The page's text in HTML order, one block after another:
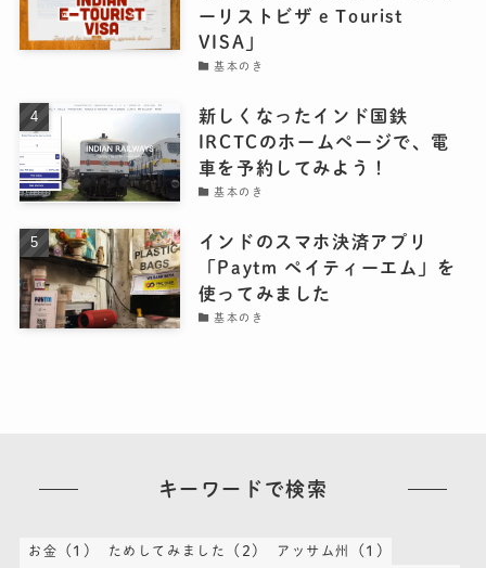
ーリストビザ e Tourist
VISA」
基本のき
新しくなったインド国鉄
IRCTCのホームページで、電
車を予約してみよう！
基本のき
インドのスマホ決済アプリ
「Paytm ペイティーエム」を
使ってみました
基本のき
キーワードで検索
お金 (1) ためしてみました (2) アッサム州 (1)